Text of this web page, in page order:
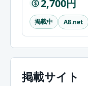
$ 2,700円
掲載中 A8.net
掲載サイト